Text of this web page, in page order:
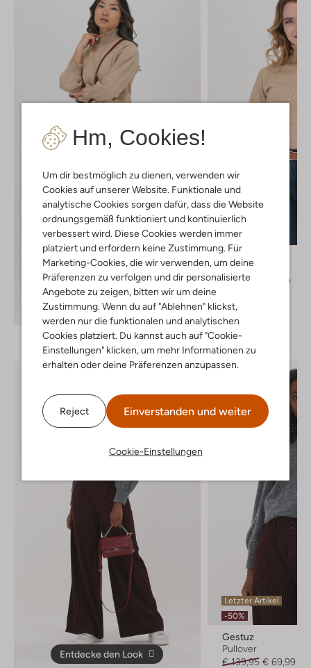
Hm, Cookies!
Um dir bestmöglich zu dienen, verwenden wir
Cookies auf unserer Website. Funktionale und
analytische Cookies sorgen dafür, dass die Website
ordnungsgemäß funktioniert und kontinuierlich
verbessert wird. Diese Cookies werden immer
platziert und erfordern keine Zustimmung. Für
Marketing-Cookies, die wir verwenden, um deine
Präferenzen zu verfolgen und dir personalisierte
Angebote zu zeigen, bitten wir um deine
Zustimmung. Wenn du auf "Ablehnen" klickst,
werden nur die funktionalen und analytischen
Cookies platziert. Du kannst auch auf "Cookie-
Einstellungen" klicken, um mehr Informationen zu
erhalten oder deine Präferenzen anzupassen.
Reject Einverstanden und weiter
Cookie-Einstellungen
Entdecke den Look
-50%
Minus
Pullover
€ 79,95
€ 39,99
+ mehr farben
Entdecke den Look
Letzter Artikel
-50%
Gestuz
Pullover
€ 139,95 € 69,99